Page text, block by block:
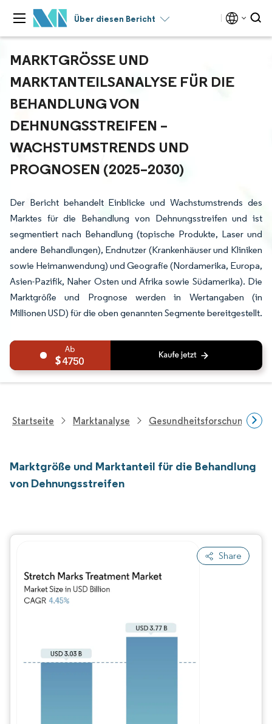
Über diesen Bericht
MARKTGRÖSSE UND M
ARKTANTEILSANALYSE FÜR DIE B
EHANDLUNG VON D
EHNUNGSSTREIFEN – W
ACHSTUMSTRENDS UND P
ROGNOSEN (2025–2030)
Der Bericht behandelt Einblicke und Wachstumstrends des
Marktes für die Behandlung von Dehnungsstreifen und ist
segmentiert nach Behandlung (topische Produkte, Laser und
andere Behandlungen), Endnutzer (Krankenhäuser und Kliniken
sowie Heimanwendung) und Geografie (Nordamerika, Europa,
Asien-Pazifik, Naher Osten und Afrika sowie Südamerika). Die
Marktgröße und Prognose werden in Wertangaben (in
Millionen USD) für die oben genannten Segmente bereitgestellt.
4750
Startseite Marktanalyse Gesundheitsforschung
Marktgröße und Marktanteil für die Behandlung
von Dehnungsstreifen
Share